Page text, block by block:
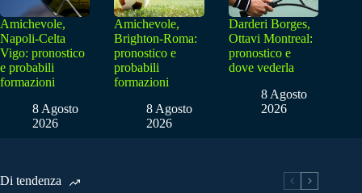
Amichevole,
Napoli-Celta
Vigo: pronostico
e probabili
formazioni
8 Agosto
2026
Amichevole,
Brighton-Roma:
pronostico e
probabili
formazioni
8 Agosto
2026
Darderi Borges,
Ottavi Montreal:
pronostico e
dove vederla
8 Agosto
2026
Di tendenza